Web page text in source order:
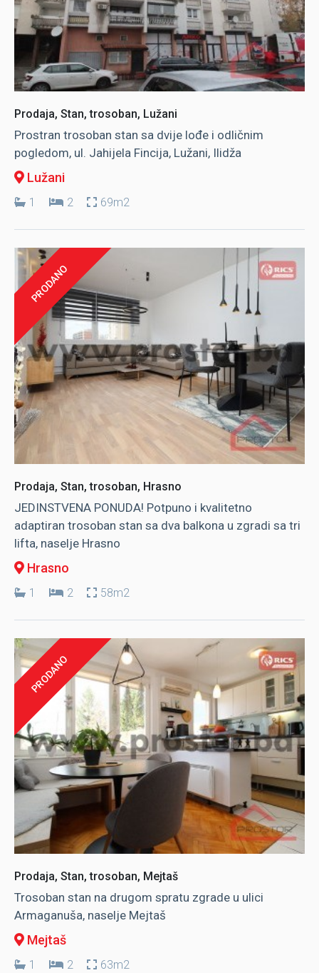
Prodaja, Stan, trosoban, Lužani
Prostran trosoban stan sa dvije lođe i odličnim
pogledom, ul. Jahijela Fincija, Lužani, Ilidža
Lužani
1 2 69m2
PRODANO
Prodaja, Stan, trosoban, Hrasno
JEDINSTVENA PONUDA! Potpuno i kvalitetno
adaptiran trosoban stan sa dva balkona u zgradi sa tri
lifta, naselje Hrasno
Hrasno
1 2 58m2
PRODANO
Prodaja, Stan, trosoban, Mejtaš
Trosoban stan na drugom spratu zgrade u ulici
Armaganuša, naselje Mejtaš
Mejtaš
1 2 63m2